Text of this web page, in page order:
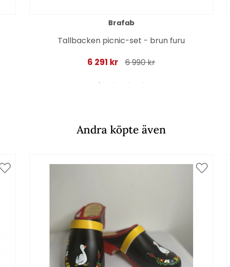
Brafab
Tallbacken picnic-set - brun furu
6 291 kr 6 990 kr
Andra köpte även